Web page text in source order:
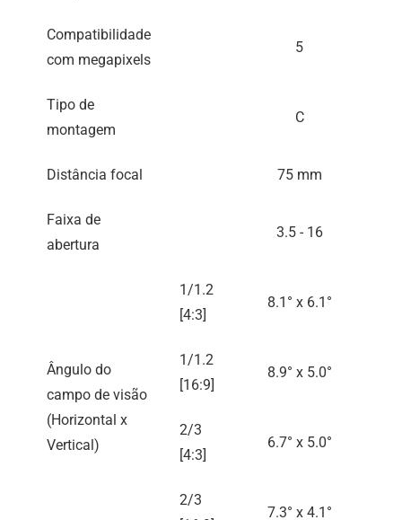
Compatibilidade
com megapixels
5
Tipo de
montagem
C
Distância focal 75 mm
Faixa de
abertura
3.5 - 16
Ângulo do
campo de visão
(Horizontal x
Vertical)
1/1.2
[4:3]
8.1° x 6.1°
1/1.2
[16:9]
8.9° x 5.0°
2/3
[4:3]
6.7° x 5.0°
2/3
7.3° x 4.1°